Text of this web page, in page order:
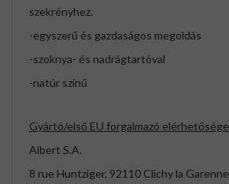
szekrényhez.
-egyszerű és gazdaságos megoldás
-szoknya- és nadrágtartóval
-natúr színű
Gyártó/első EU forgalmazó
Albert S.A.
8 rue Huntziger, 92110 Clichy la